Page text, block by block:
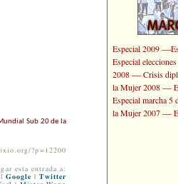
Sub 20 de la
?p=12200
esta entrada a:
Google |Twitter
Especial 2009—
Especial
2008—Crisis
la Mujer 2008—
Especial marcha 5
la Mujer 2007—